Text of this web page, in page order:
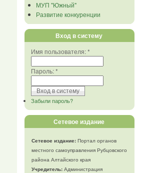
МУП "Южный"
Развитие конкуренции
Вход в систему
Имя пользователя:*
Пароль:*
Забыли пароль?
Сетевое издание
Сетевое издание:Портал органов
местного самоуправления Рубцовского
района Алтайского края
Учредитель:Администрация